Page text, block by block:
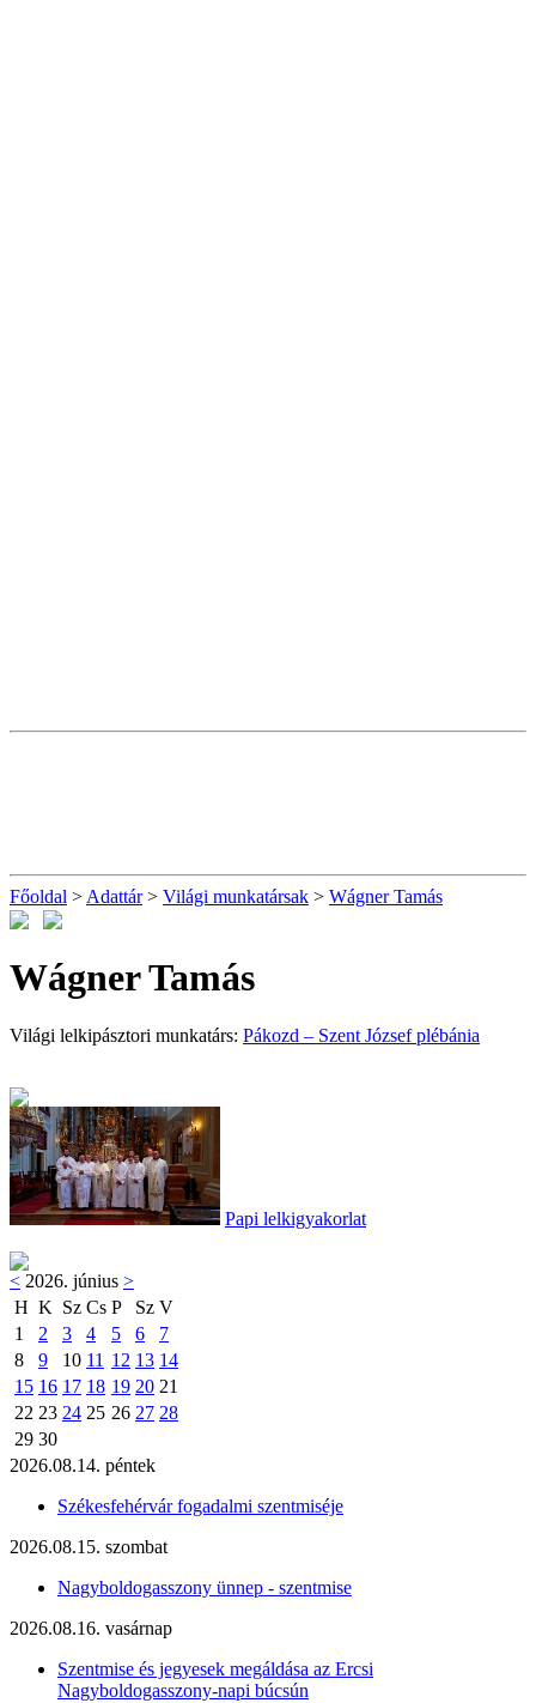
Főoldal > Adattár> Világi munkatársak > Wágner Tamás
Wágner Tamás
Világi lelkipásztori munkatárs: Pákozd – Szent József plébánia
Papi lelkigyakorlat
< 2026. június >
H K Sz Cs P Sz V
1
2 3 4 5 6
7
8
9 10 11 12 13 14
15 16 17 18 19 20 21
22 23 24 25 26 27 28
29 30
2026.08.14. péntek
Székesfehérvár fogadalmi szentmiséje
2026.08.15. szombat
Nagyboldogasszony ünnep - szentmise
2026.08.16. vasárnap
Szentmise és jegyesek megáldása az Ercsi
Nagyboldogasszony-napi búcsún